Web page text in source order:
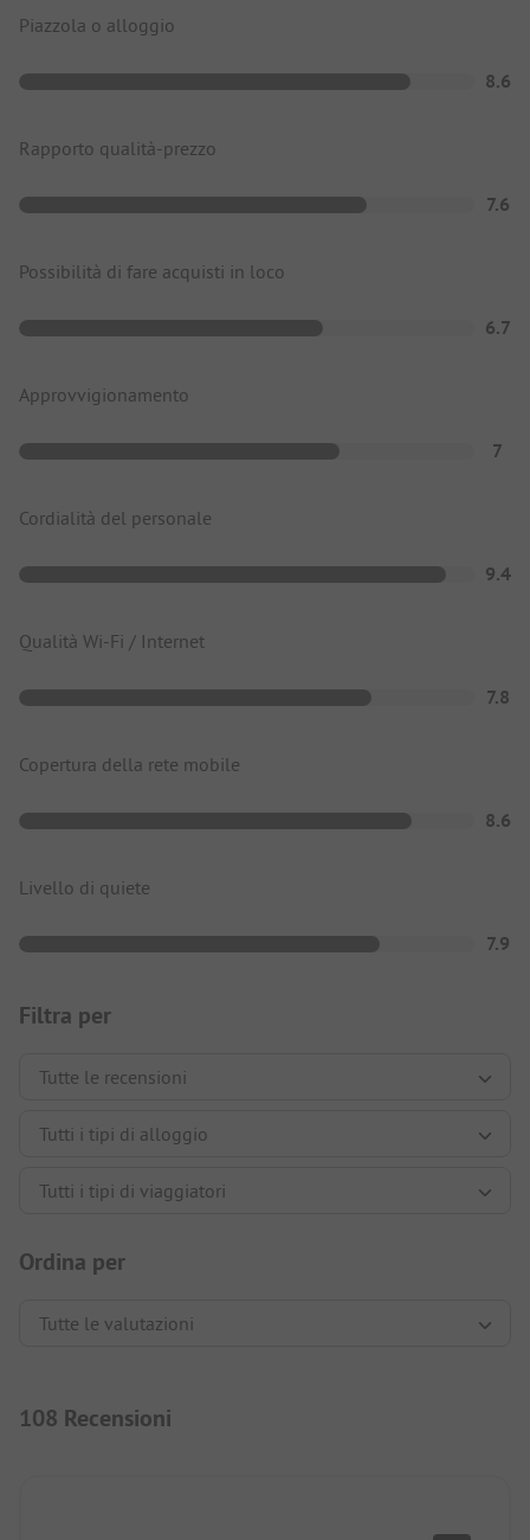
Piazzola o alloggio
8.6
Rapporto qualità-prezzo
7.6
Possibilità di fare acquisti in loco
6.7
Approvvigionamento
7
Cordialità del personale
9.4
Qualità Wi-Fi / Internet
7.8
Copertura della rete mobile
8.6
Livello di quiete
7.9
Filtra per
Ordina per
108 Recensioni